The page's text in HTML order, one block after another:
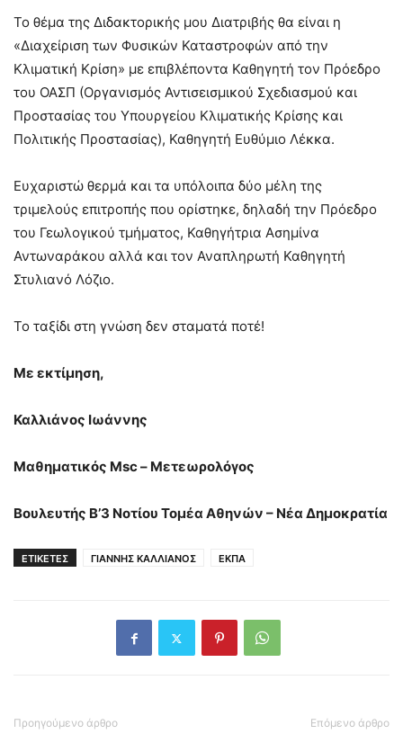
Το θέμα της Διδακτορικής μου Διατριβής θα είναι η
«Διαχείριση των Φυσικών Καταστροφών από την
Κλιματική Κρίση» με επιβλέποντα Καθηγητή τον Πρόεδρο
του ΟΑΣΠ (Οργανισμός Αντισεισμικού Σχεδιασμού και
Προστασίας του Υπουργείου Κλιματικής Κρίσης και
Πολιτικής Προστασίας), Καθηγητή Ευθύμιο Λέκκα.
Ευχαριστώ θερμά και τα υπόλοιπα δύο μέλη της
τριμελούς επιτροπής που ορίστηκε, δηλαδή την Πρόεδρο
του Γεωλογικού τμήματος, Καθηγήτρια Ασημίνα
Αντωναράκου αλλά και τον Αναπληρωτή Καθηγητή
Στυλιανό Λόζιο.
Το ταξίδι στη γνώση δεν σταματά ποτέ!
Με εκτίμηση,
Καλλιάνος Ιωάννης
Μαθηματικός Msc – Μετεωρολόγος
Βουλευτής Β’3 Νοτίου Τομέα Αθηνών – Νέα Δημοκρατία
ΕΤΙΚΕΤΕΣ ΓΙΑΝΝΗΣ ΚΑΛΛΙΑΝΟΣ ΕΚΠΑ
Προηγούμενο άρθρο Επόμενο άρθρο